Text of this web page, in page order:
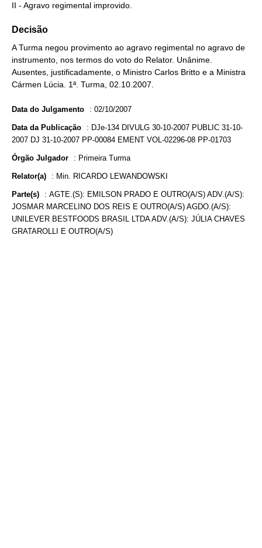
II - Agravo regimental improvido.
Decisão
A Turma negou provimento ao agravo regimental no agravo de
instrumento, nos termos do voto do Relator. Unânime.
Ausentes, justificadamente, o Ministro Carlos Britto e a Ministra
Cármen Lúcia. 1ª. Turma, 02.10.2007.
Data do Julgamento : 02/10/2007
Data da Publicação : DJe-134 DIVULG 30-10-2007 PUBLIC 31-10-
2007 DJ 31-10-2007 PP-00084 EMENT VOL-02296-08 PP-01703
Órgão Julgador : Primeira Turma
Relator(a) : Min. RICARDO LEWANDOWSKI
Parte(s) : AGTE.(S): EMILSON PRADO E OUTRO(A/S) ADV.(A/S):
JOSMAR MARCELINO DOS REIS E OUTRO(A/S) AGDO.(A/S):
UNILEVER BESTFOODS BRASIL LTDA ADV.(A/S): JÚLIA CHAVES
GRATAROLLI E OUTRO(A/S)